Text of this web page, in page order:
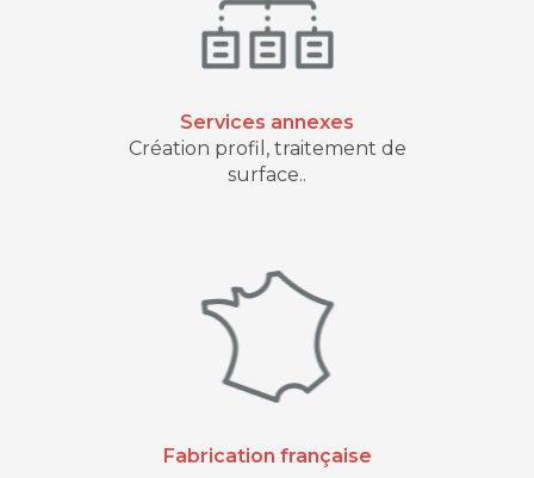
Services annexes
Création profil, traitement de
surface..
Fabrication française